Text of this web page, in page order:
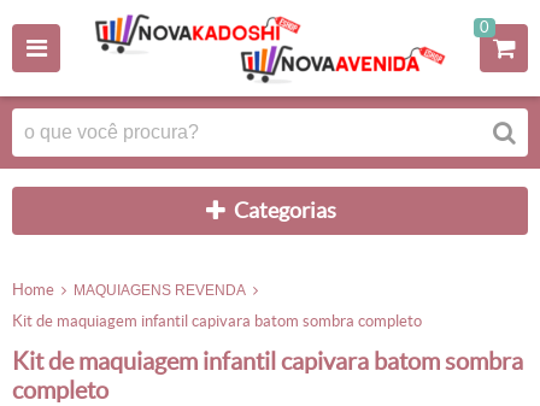
0
categorias
home MAQUIAGENS REVENDA
kit de maquiagem infantil capivara batom sombra completo
kit de maquiagem infantil capivara batom sombra
completo